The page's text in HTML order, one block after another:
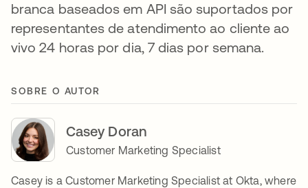
branca baseados em API são suportados por
representantes de atendimento ao cliente ao
vivo 24 horas por dia, 7 dias por semana.
SOBRE O AUTOR
Casey Doran
Customer Marketing Specialist
Casey is a Customer Marketing Specialist at Okta, where